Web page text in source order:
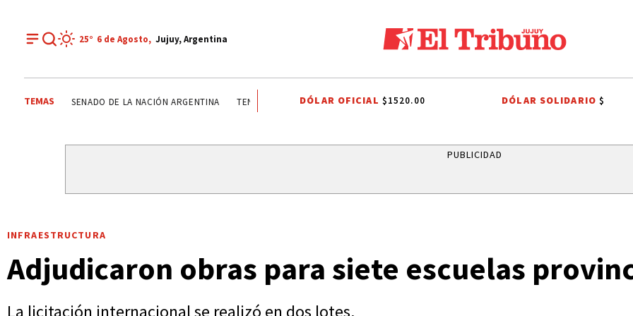
25° 6 de Agosto, Jujuy, Argentina
TEMASCASPALÁ RUTAS DE JUJUY NACIONALES SENADO DE LA NACIÓN ARGENTINA ALERTA METEOROLÓGICO
DÓLAR OFICIAL $1520.00 DÓLAR SOLIDARIO$
PUBLICIDAD
INFRAESTRUCTURA
Adjudicaron obras para siete escuelas
La licitación internacional se realizó en dos lotes.